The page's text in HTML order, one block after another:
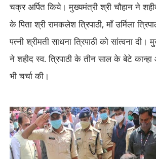
चक्र अर्पित किये। मुख्यमंत्री श्री चौहान ने शहीद
के पिता श्री रामकलेश त्रिपाठी,माँ उर्मिला
पत्नी श्रीमती साधना त्रिपाठी को सांत्वना दी।
ने शहीद स्व. त्रिपाठी के तीन साल के बेटे
भी चर्चा की।